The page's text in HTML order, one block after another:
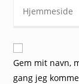
Gem mit navn,
gang jeg